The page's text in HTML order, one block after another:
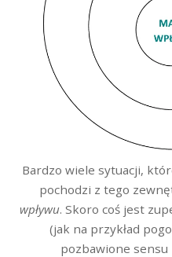
Bardzo wiele sytuacji,
pochodzi z tego
wpływu. Skoro coś jest
(jak na przykład
pozbawione